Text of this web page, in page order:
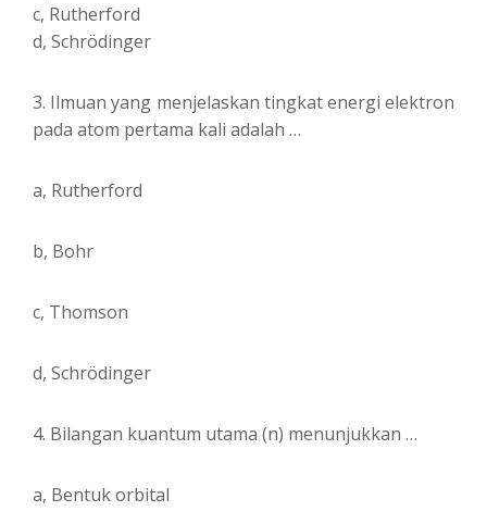
c, Rutherford
d, Schrödinger
3. Ilmuan yang menjelaskan tingkat energi elektron
pada atom pertama kali adalah …
a, Rutherford
b, Bohr
c, Thomson
d, Schrödinger
4. Bilangan kuantum utama (n) menunjukkan …
a, Bentuk orbital